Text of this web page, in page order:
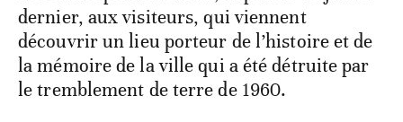
dernier, aux visiteurs, qui viennent
découvrir un lieu porteur de l’histoire et de
la mémoire de la ville qui a été détruite par
le tremblement de terre de 1960.